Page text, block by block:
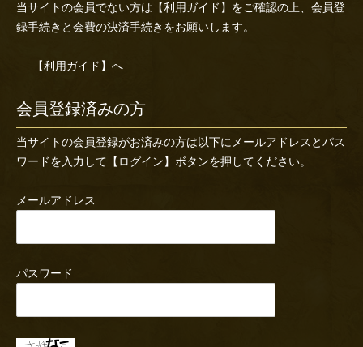
当サイトの会員でない方は 【利用ガイド】 をご確認の上、会員登
録手続きと会費の決済手続きをお願いします。
【利用ガイド】へ
会員登録済みの方
当サイトの会員登録がお済みの方は以下にメールアドレスとパス
ワードを入力して【ログイン】ボタンを押してください。
メールアドレス
パスワード